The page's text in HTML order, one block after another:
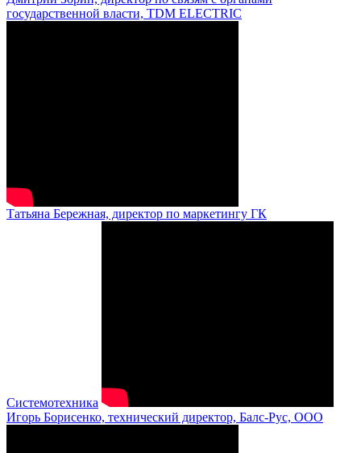
государственной власти, TDM ELECTRIC
Татьяна Бережная, директор по маркетингу ГК
Системотехника
Игорь Борисенко, технический директор, Балс-Рус, ООО